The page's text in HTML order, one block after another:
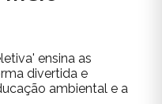
ensina as
divertida e
ambiental e a